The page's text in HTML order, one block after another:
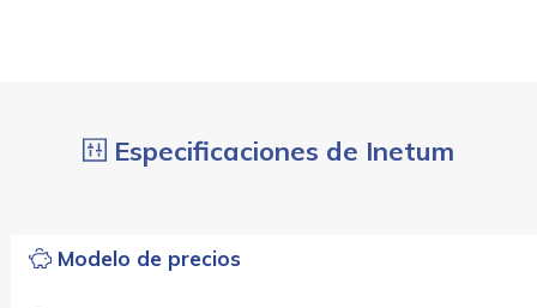
Especificaciones de Inetum
Modelo de precios